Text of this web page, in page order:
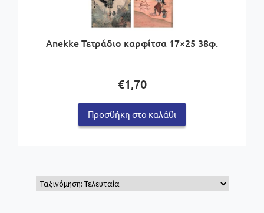
Anekke Τετράδιο καρφίτσα 17×25 38φ.
€1,70
Προσθήκη στο καλάθι